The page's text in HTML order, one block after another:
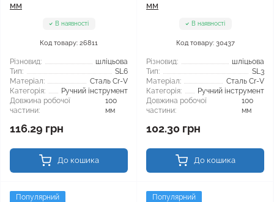
мм
В наявності
Код товару: 26811
Різновид:
шліцьова
Тип:
SL6
Матеріал:
Сталь Cr-V
Категорія:
Ручний інструмент
Довжина робочої
частини:
100
мм
116.29 грн
До кошика
мм
В наявності
Код товару: 30437
Різновид:
шліцьова
Тип:
SL3
Матеріал:
Сталь Cr-V
Категорія:
Ручний інструмент
Довжина робочої
частини:
100
мм
102.30 грн
До кошика
Популярний Популярний